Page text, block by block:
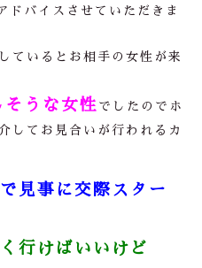
ドバイスさせていただきま
ているとお相手の女性が来
うな女性 でしたのでホ
してお見合いが行われるカ
見事に交際スター
行けばいいけど